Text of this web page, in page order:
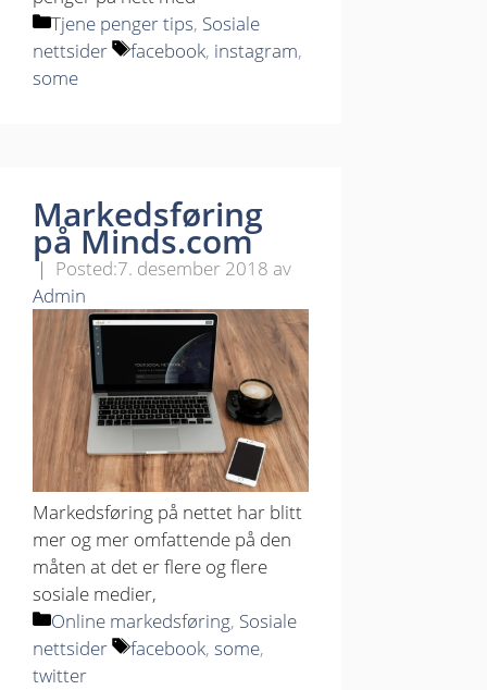
Kategorier
Tjene penger tips, Sosiale
nettsider
Stikkord
facebook, instagram,
some
Markedsføring
på Minds.com
7. desember 2018 av
Admin
Markedsføring på nettet har blitt
mer og mer omfattende på den
måten at det er flere og flere
sosiale medier,
Kategorier
Online markedsføring, Sosiale
nettsider
Stikkord
facebook, some,
twitter